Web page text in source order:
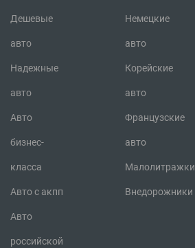
Дешевые
авто
Надежные
авто
Авто
бизнес-
класса
Авто с акпп
Авто
российской
Немецкие
авто
Корейские
авто
Французские
авто
Малолитражки
Внедорожники